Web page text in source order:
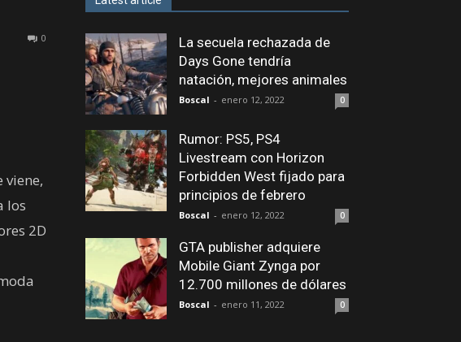
0
viene,
los
2D
La secuela rechazada de
Days Gone tendría
natación, mejores animales
Boscal - enero 12, 2022 0
Rumor: PS5, PS4
Livestream con Horizon
Forbidden West fijado para
principios de febrero
Boscal - enero 12, 2022 0
GTA publisher adquiere
Mobile Giant Zynga por
12.700 millones de dólares
Boscal - enero 11, 2022 0